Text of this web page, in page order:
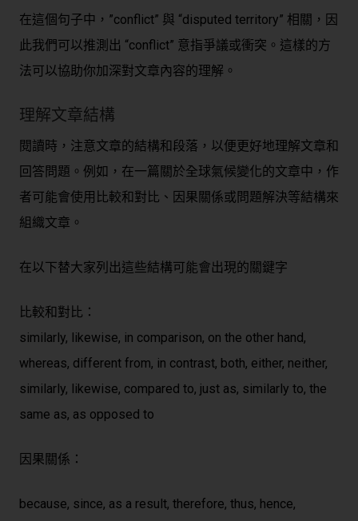
在這個句子中，”conflict” 與 “disputed territory” 相關，因
此我們可以推測出 “conflict” 意指爭議或衝突。這樣的方
法可以協助你加深對文章內容的理解。
理解文章結構
閱讀時，注意文章的結構和段落，以便更好地理解文章和
回答問題。例如，在一篇關於全球氣候變化的文章中，作
者可能會使用比較和對比、因果關係或問題解決等結構來
組織文章。
在以下替大家列出這些結構可能會出現的關鍵字
比較和對比：
similarly, likewise, in comparison, on the other hand,
whereas, different from, in contrast, both, either, neither,
similarly, likewise, compared to, just as, similarly to, the
same as, as opposed to
因果關係：
because, since, as a result, therefore, thus, hence,